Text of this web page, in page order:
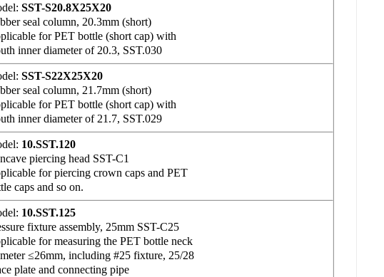
SST-S20.8X25X20
seal column, 20.3mm (short)
for PET bottle (short cap) with
inner diameter of 20.3, SST.030
SST-S22X25X20
seal column, 21.7mm (short)
for PET bottle (short cap) with
inner diameter of 21.7, SST.029
10.SST.120
piercing head SST-C1
for piercing crown caps and PET
caps and so on.
10.SST.125
fixture assembly, 25mm SST-C25
for measuring the PET bottle neck
≤26mm, including #25 fixture, 25/28
plate and connecting pipe